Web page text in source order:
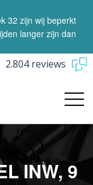
32 zijn wij beperkt
langer zijn dan
2.804 reviews
INW, 9